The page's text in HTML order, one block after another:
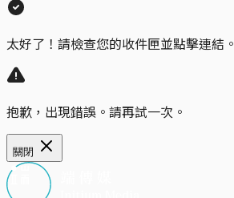
太好了！請檢查您的收件匣並點擊連結。
抱歉，出現錯誤。請再試一次。
關閉